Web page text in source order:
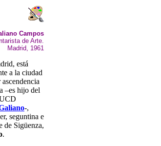
Campos
de Arte.
Madrid, 1961
está
a la ciudad
–es hijo del
-,
seguntina e
de Sigüenza,
.